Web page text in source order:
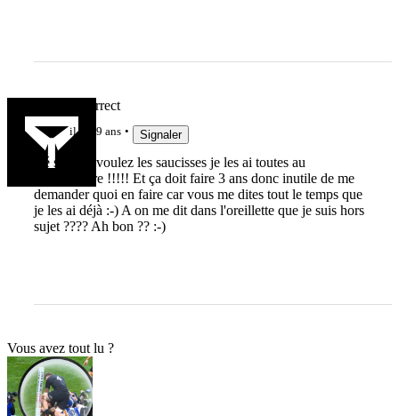
virilmaiscorrect
il y a 9 ans Signaler
Bé si vous voulez les saucisses je les ai toutes au
rugbynistère !!!!! Et ça doit faire 3 ans donc inutile de me
demander quoi en faire car vous me dites tout le temps que
je les ai déjà :-) A on me dit dans l'oreillette que je suis hors
sujet ???? Ah bon ?? :-)
Vous avez tout lu ?